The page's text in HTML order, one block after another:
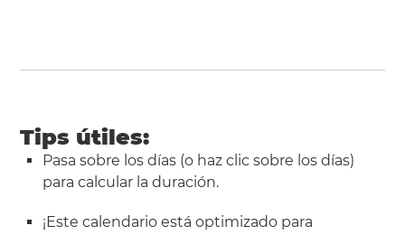
Tips útiles:
Pasa sobre los días (o haz clic sobre los días)
para calcular la duración.
¡Este calendario está optimizado para